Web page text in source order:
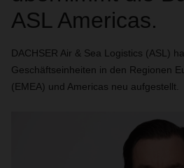
ASL Americas.
DACHSER Air & Sea Logistics (ASL)
Geschäftseinheiten in den Regionen
(EMEA) und Americas neu aufgestellt.